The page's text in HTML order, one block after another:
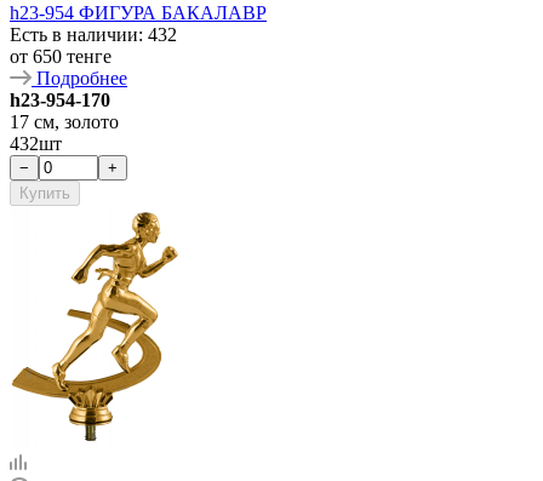
h23-954 ФИГУРА БАКАЛАВР
Есть в наличии: 432
от 650 тенге
Подробнее
h23-954-170
17 см, золото
432шт
−
+
Купить